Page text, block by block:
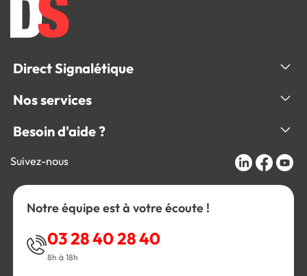
Direct Signalétique
Nos services
Besoin d'aide ?
Suivez-nous
Notre équipe est à votre écoute !
03 28 40 28 40
8h à 18h